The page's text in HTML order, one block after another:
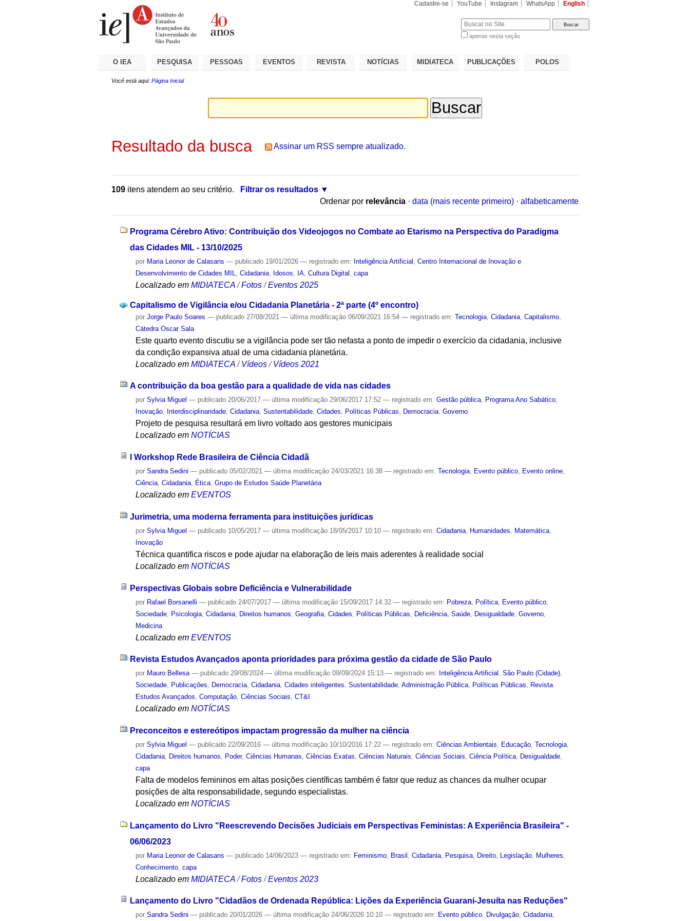
Cadastre-se YouTube Instagram WhatsApp English
apenas nesta seção
O IEA PESQUISA PESSOAS EVENTOS REVISTA NOTÍCIAS MIDIATECA PUBLICAÇÕES POLOS
Você está aqui: Página Inicial
Resultado da busca Assinar um RSS sempre atualizado.
109 itens atendem ao seu critério.
Filtrar os resultados
Ordenar por relevância · data (mais recente primeiro) · alfabeticamente
Programa Cérebro Ativo: Contribuição dos Videojogos no Combate ao Etarismo na Perspectiva do Paradigma
das Cidades MIL - 13/10/2025
por Maria Leonor de Calasans — publicado 19/01/2026— registrado em: Inteligência Artificial ,Centro Internacional de Inovação e
Desenvolvimento de Cidades MIL
,Cidadania Idosos IA ,Cultura Digital ,capa
Localizado em MIDIATECA /Fotos /Eventos 2025
Capitalismo de Vigilância e/ou Cidadania Planetária - 2ª parte (4º encontro)
porJorge Paulo Soares — publicado 27/08/2021— última modificação 06/09/2021 16:54— registrado em:Tecnologia ,Cidadania ,Capitalismo
Cátedra Oscar Sala
Este quarto evento discutiu se a vigilância pode ser tão nefasta a ponto de impedir o exercício da cidadania, inclusive
da condição expansiva atual de uma cidadania planetária.
Localizado em MIDIATECA /Vídeos /Vídeos 2021
A contribuição da boa gestão para a qualidade de vida nas cidades
porSylvia Miguel — publicado 20/06/2017— última modificação 29/06/2017 17:52— registrado em:Gestão pública, Programa Ano Sabático,
Inovação, Interdisciplinaridade,Cidadania,Sustentabilidade,Cidades, Políticas Públicas, Democracia,Governo
Projeto de pesquisa resultará em livro voltado aos gestores municipais
Localizado em NOTÍCIAS
I Workshop Rede Brasileira de Ciência Cidadã
porSandra Sedini — publicado 05/02/2021— última modificação 24/03/2021 16:38— registrado em:Tecnologia, Evento público, Evento online,
Ciência,Cidadania, Ética,Grupo de Estudos Saúde Planetária
Localizado em EVENTOS
Jurimetria, uma moderna ferramenta para instituições jurídicas
porSylvia Miguel — publicado 10/05/2017— última modificação 18/05/2017 10:10— registrado em:Cidadania Humanidades Matemática
Inovação
Técnica quantifica riscos e pode ajudar na elaboração de leis mais aderentes à realidade social
Localizado em NOTÍCIAS
Perspectivas Globais sobre Deficiência e Vulnerabilidade
por Rafael Borsanelli — publicado 24/07/2017— última modificação 15/09/2017 14:32— registrado em: Pobreza Política Evento público
Sociedade Psicologia ,Cidadania Direitos humanos ,Geografia ,Cidades Políticas Públicas Deficiência ,Saúde Desigualdade ,Governo
Medicina
Localizado em EVENTOS
Revista Estudos Avançados aponta prioridades para próxima gestão da cidade de São Paulo
por Mauro Bellesa — publicado 29/08/2024— última modificação 09/09/2024 15:13— registrado em: Inteligência Artificial ,São Paulo (Cidade),
Sociedade, Publicações, Democracia,Cidadania,Cidades inteligentes,Sustentabilidade,Administração Pública, Políticas Públicas, Revista
Estudos Avançados,Computação,Ciências Sociais,CT&I
Localizado em NOTÍCIAS
Preconceitos e estereótipos impactam progressão da mulher na ciência
porSylvia Miguel — publicado 22/09/2016— última modificação 10/10/2016 17:22— registrado em:Ciências Ambientais Educação ,Tecnologia
Cidadania
Direitos humanos Poder,Ciências Humanas ,Ciências Exatas ,Ciências Naturais ,Ciências Sociais ,Ciência Política Desigualdade
capa
Falta de modelos femininos em altas posições científicas também é fator que reduz as chances da mulher ocupar
posições de alta responsabilidade, segundo especialistas.
Localizado em NOTÍCIAS
Lançamento do Livro "Reescrevendo Decisões Judiciais em Perspectivas Feministas: A Experiência Brasileira" -
06/06/2023
por Maria Leonor de Calasans — publicado 14/06/2023— registrado em: Feminismo Brasil ,Cidadania Pesquisa Direito Legislação Mulheres
Conhecimento ,capa
Localizado em MIDIATECA /Fotos /Eventos 2023
Lançamento do Livro "Cidadãos de Ordenada República: Lições da Experiência Guarani-Jesuíta nas Reduções"
porSandra Sedini — publicado 20/01/2026— última modificação 24/06/2026 10:10— registrado em: Evento público, Divulgação,Cidadania,